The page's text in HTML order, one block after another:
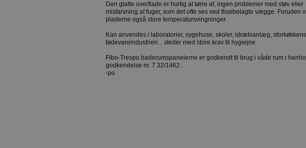
Den glatte overflade er hurtig at tørre af, ingen problemer med støv eller
misfarvning af fuger, som det ofte ses ved flisebelagte vægge. Foruden
pladerne også store temperatursvingninger.
Kan anvendes i laboratorier, sygehuse, skoler, idrætsanlæg,
fødevareindustrien... steder med store krav til hygiejne.
Fibo-Trespo baderumspanelerne er godkendt til brug i våde rum i
godkendelse nr. 7.32/1462.
-po